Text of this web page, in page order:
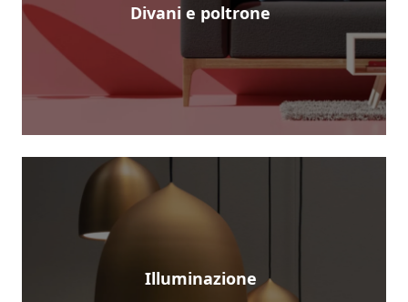
Divani e poltrone
Illuminazione